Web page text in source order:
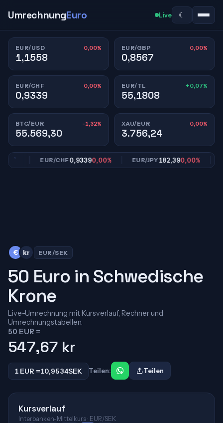
UmrechnungEuro Live ☾
EUR/USD 0,00%
1,1558
EUR/GBP 0,00%
0,8567
EUR/CHF 0,00%
0,9339
EUR/TL +0,07%
55,1808
BTC/EUR -1,32%
55.569,30
XAU/EUR 0,00%
3.756,24
EUR/CHF0,93390,00% EUR/JPY182,390,00%
€ kr EUR/SEK
50 Euro in Schwedische
Krone
Live-Umrechnung mit Kursverlauf, Rechner und
Umrechnungstabellen.
50 EUR =
547,67 kr
1 EUR =10,9534SEK Teilen: Teilen
Kursverlauf
Interbanken-Mittelkurs · EUR/SEK